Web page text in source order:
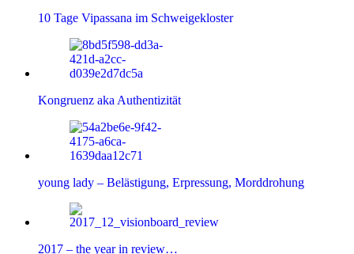
10 Tage Vipassana im Schweigekloster
Kongruenz aka Authentizität
young lady – Belästigung, Erpressung, Morddrohung
2017 – the year in review…